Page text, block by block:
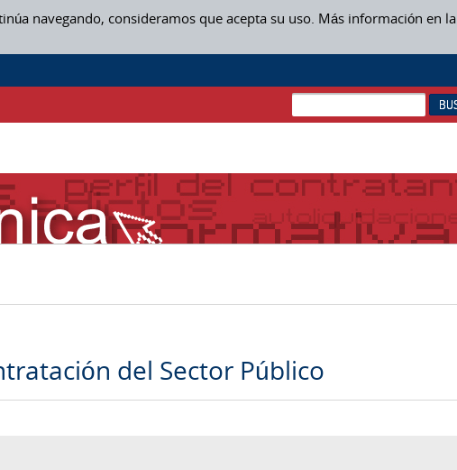
navegando, consideramos que acepta su uso. Más información en la
del Sector Público